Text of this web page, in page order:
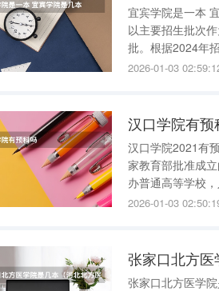
宜宾学院是一本 宜宾学院通常被认为是二本院校。 教育部门并未明确划分“一本/二本”，民间通常
以主要招生批次
批。根据2024年
在四川文科录取
2026-01-03
汉口学院有预
汉口学院2021有预科吗 汉口学院2021有预科。 汉口学院位于江城——湖北
家教育部批准成
办普通高等学校，入选“湖北省
范大学汉口分校，是中国最早
2026-01-03
张家口北方医
张家口北方医学